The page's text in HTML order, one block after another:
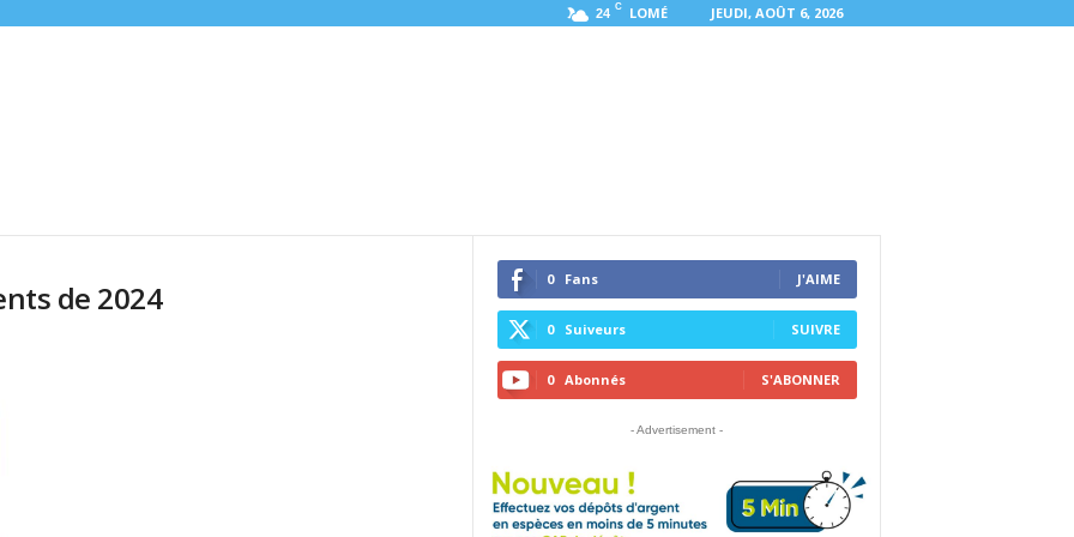
24 C LOMÉ JEUDI, AOÛT 6, 2026
de 2024 0 Fans J'AIME
0 Suiveurs SUIVRE
0 Abonnés S'ABONNER
- Advertisement -